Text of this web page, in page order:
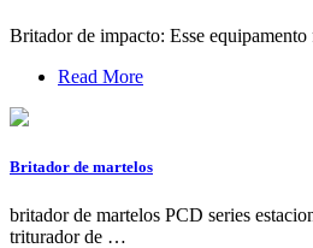
Britador de impacto: Esse
Read More
Britador de martelos
britador de martelos PCD series
triturador de …